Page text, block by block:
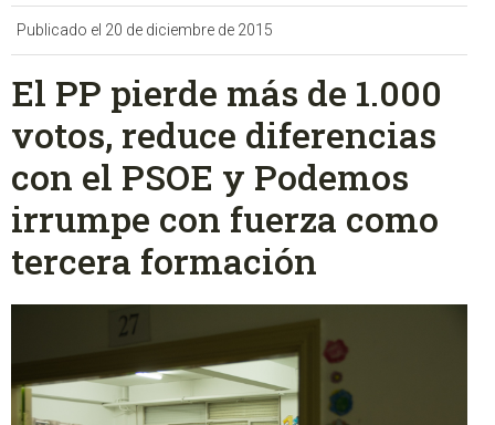
Publicado el 20 de diciembre de 2015
El PP pierde más de 1.000
votos, reduce diferencias
con el PSOE y Podemos
irrumpe con fuerza como
tercera formación